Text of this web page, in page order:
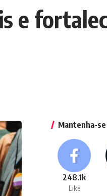
e
Mantenha-
248.1k
Like